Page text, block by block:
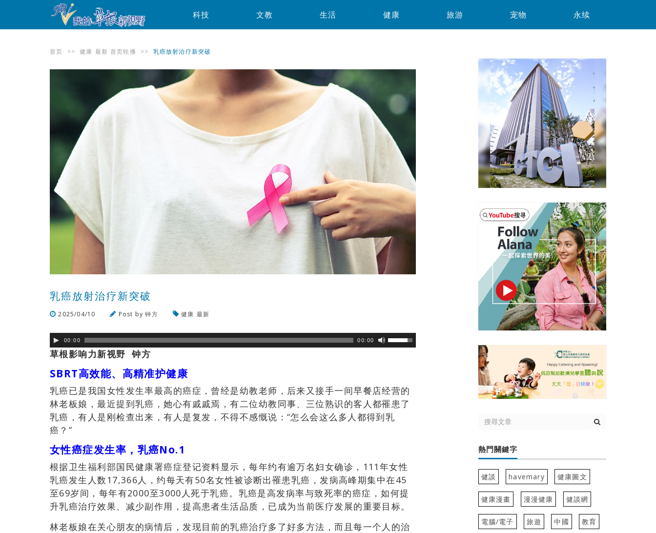
科技 文教 生活 健康 旅游 宠物 永续
首页 >> 健康 最新 首页轮播 >> 乳癌放射治疗新突破
乳癌放射治疗新突破
2025/04/10 Post by钟方 健康 最新
00:00 00:00
草根影响力新视野 钟方
SBRT高效能、高精准护健康
乳癌已是我国女性发生率最高的癌症，曾经是幼教老师，后来又接手一间早餐店经营的
林老板娘，最近提到乳癌，她心有戚戚焉，有二位幼教同事、三位熟识的客人都罹患了
乳癌，有人是刚检查出来，有人是复发，不得不感慨说：“怎么会这么多人都得到乳
癌？”
女性癌症发生率，乳癌No.1
根据卫生福利部国民健康署癌症登记资料显示，每年约有逾万名妇女确诊， 111年女性
乳癌发生人数17,366人，约每天有50名女性被诊断出罹患乳癌， 发病高峰期集中在45
至69岁间， 每年有2000至3000人死于乳癌。 乳癌是高发病率与致死率的癌症，如何提
升乳癌治疗效果、减少副作用，提高患者生活品质，已成为当前医疗发展的重要目标。
林老板娘在关心朋友的病情后，发现目前的乳癌治疗多了好多方法，而且每一个人的治
熱門關鍵字
健談 havemary 健康圖文
健康漫畫 漫漫健康 健談網
電腦/電子 旅遊 中國 教育